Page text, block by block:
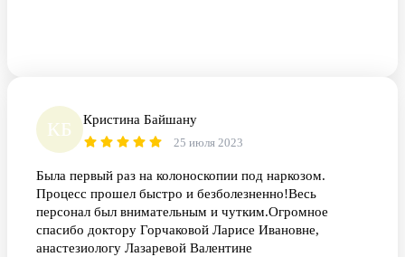
КБ Кристина Байшану
25 июля 2023
Была первый раз на колоноскопии под наркозом.
Процесс прошел быстро и безболезненно!Весь
персонал был внимательным и чутким.Огромное
спасибо доктору Горчаковой Ларисе Ивановне,
анастезиологу Лазаревой Валентине